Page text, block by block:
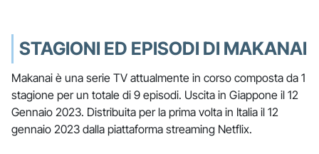
STAGIONI ED EPISODI DI MAKANAI
Makanai è una serie TV attualmente in corso composta da 1
stagione per un totale di 9 episodi. Uscita in Giappone il 12
Gennaio 2023. Distribuita per la prima volta in Italia il 12
gennaio 2023 dalla piattaforma streaming Netflix.